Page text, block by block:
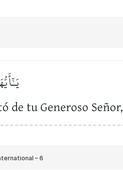
de tu Generoso Señor,